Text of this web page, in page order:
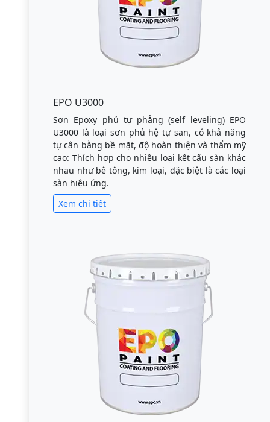
EPO U3000
Sơn Epoxy phủ tự phẳng (self leveling) EPO
U3000 là loại sơn phủ hệ tự san, có khả năng
tự cân bằng bề mặt, độ hoàn thiện và thẩm mỹ
cao: Thích hợp cho nhiều loại kết cấu sàn khác
nhau như bê tông, kim loại, đặc biệt là các loại
sàn hiệu ứng.
Xem chi tiết